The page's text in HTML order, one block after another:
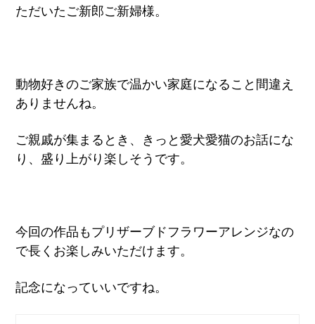
ただいたご新郎ご新婦様。
動物好きのご家族で温かい家庭になること間違え
ありませんね。
ご親戚が集まるとき、きっと愛犬愛猫のお話にな
り、盛り上がり楽しそうです。
今回の作品もプリザーブドフラワーアレンジなの
で長くお楽しみいただけます。
記念になっていいですね。